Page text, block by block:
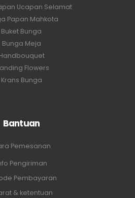
Ucapan Selamat
Papan Mahkota
Buket Bunga
Bunga Meja
Flowers
Krans Bunga
Bantuan
Pemesanan
Pengiriman
Pembayaran
& ketentuan